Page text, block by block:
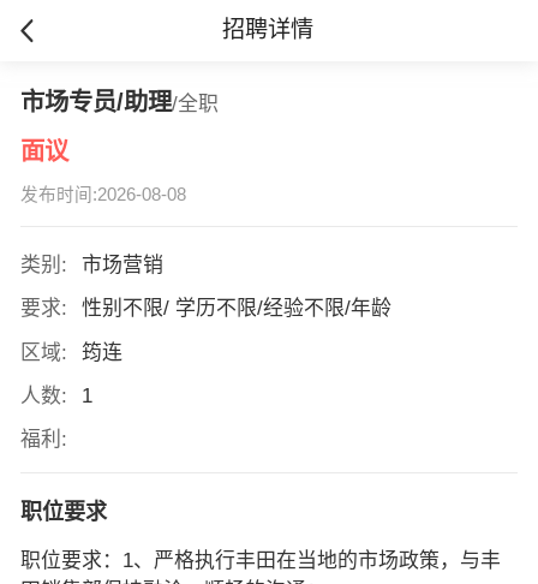
招聘详情
市场专员/助理/全职
面议
发布时间:2026-08-08
类别:
市场营销
要求:
性别不限/ 学历不限/经验不限/年龄
区域:
筠连
人数:
1
福利:
职位要求
职位要求：1、严格执行丰田在当地的市场政策，与丰